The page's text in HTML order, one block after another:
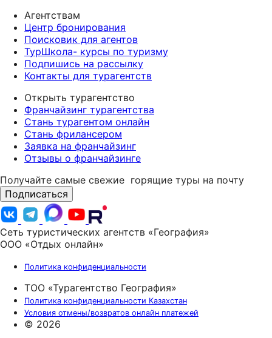
Агентствам
Центр бронирования
Поисковик для агентов
ТурШкола- курсы по туризму
Подпишись на рассылку
Контакты для турагентств
Открыть турагентство
Франчайзинг турагентства
Стань турагентом онлайн
Стань фрилансером
Заявка на франчайзинг
Отзывы о франчайзинге
Получайте самые свежие горящие туры на почту
Подписаться
Сеть туристических агентств «География»
ООО «Отдых онлайн»
Политика конфиденциальности
ТОО «Турагентство География»
Политика конфиденциальности Казахстан
Условия отмены/возвратов онлайн платежей
© 2026